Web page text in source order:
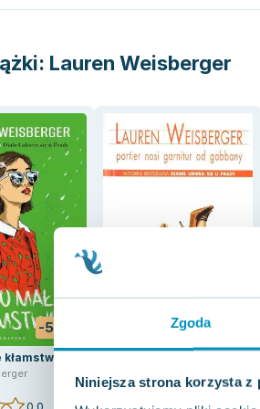
Zgoda
Niniejsza strona korzysta z
Lauren Weisberger
-55%
0.0
-76%
Lauren Weisberger
0.0